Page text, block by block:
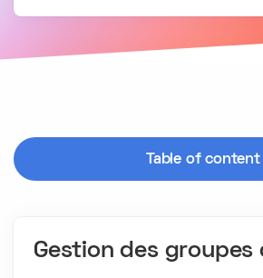
Table of content
Gestion des groupes